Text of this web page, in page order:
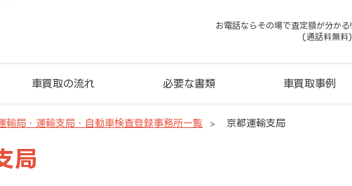
お電話ならその場で査定額が分かる!
(通話料無料)
車買取の流れ 必要な書類 車買取事例
輸局・運輸支局・自動車検査登録事務所一覧 京都運輸支局
局